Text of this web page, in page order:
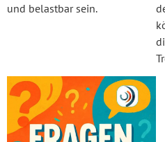
und belastbar sein.